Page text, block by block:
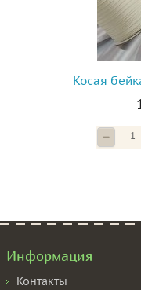
Косая
Информация
Контакты